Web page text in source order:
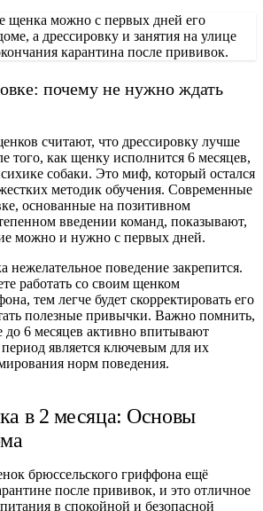
щенка можно с первых дней его
а дрессировку и занятия на улице
карантина после прививок.
почему не нужно ждать
считают, что дрессировку лучше
того, как щенку исполнится 6 месяцев,
собаки. Это миф, который остался
методик обучения. Современные
основанные на позитивном
введении команд, показывают,
можно и нужно с первых дней.
поведение закрепится.
работать со своим щенком
тем легче будет скорректировать его
полезные привычки. Важно помнить,
до 6 месяцев активно впитывают
является ключевым для их
норм поведения.
в 2 месяца: Основы
брюссельского гриффона ещё
после прививок, и это отличное
в спокойной и безопасной